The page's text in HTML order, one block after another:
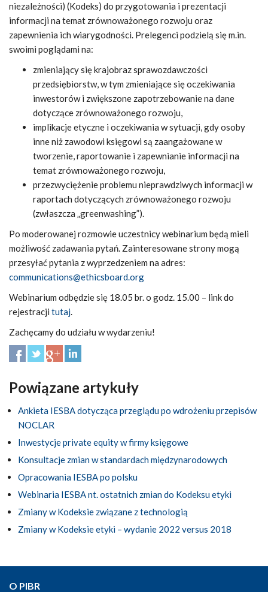
niezależności) (Kodeks) do przygotowania i prezentacji
informacji na temat zrównoważonego rozwoju oraz
zapewnienia ich wiarygodności. Prelegenci podzielą się m.in.
swoimi poglądami na:
zmieniający się krajobraz sprawozdawczości
przedsiębiorstw, w tym zmieniające się oczekiwania
inwestorów i zwiększone zapotrzebowanie na dane
dotyczące zrównoważonego rozwoju,
implikacje etyczne i oczekiwania w sytuacji, gdy osoby
inne niż zawodowi księgowi są zaangażowane w
tworzenie, raportowanie i zapewnianie informacji na
temat zrównoważonego rozwoju,
przezwyciężenie problemu nieprawdziwych informacji w
raportach dotyczących zrównoważonego rozwoju
(zwłaszcza „greenwashing”).
Po moderowanej rozmowie uczestnicy webinarium będą mieli
możliwość zadawania pytań. Zainteresowane strony mogą
przesyłać pytania z wyprzedzeniem na adres:
communications@ethicsboard.org
Webinarium odbędzie się 18.05 br. o godz. 15.00 – link do
rejestracji tutaj.
Zachęcamy do udziału w wydarzeniu!
Powiązane artykuły
Ankieta IESBA dotycząca przeglądu po wdrożeniu przepisów
NOCLAR
Inwestycje private equity w firmy księgowe
Konsultacje zmian w standardach międzynarodowych
Opracowania IESBA po polsku
Webinaria IESBA nt. ostatnich zmian do Kodeksu etyki
Zmiany w Kodeksie związane z technologią
Zmiany w Kodeksie etyki – wydanie 2022 versus 2018
O PIBR